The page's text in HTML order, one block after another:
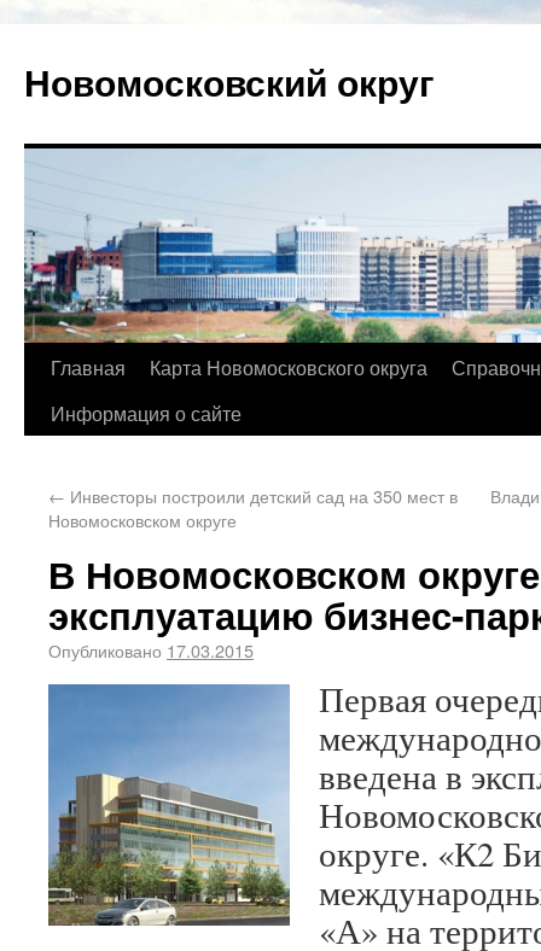
Новомосковский округ
Главная Карта Новомосковского округа
Информация о сайте
← Инвесторы построили детский сад на 350 мест в
Новомосковском округе
В Новомосковском
эксплуатацию бизнес-
Опубликовано 17.03.2015
Первая
введена в
округе. «К2
«А» на